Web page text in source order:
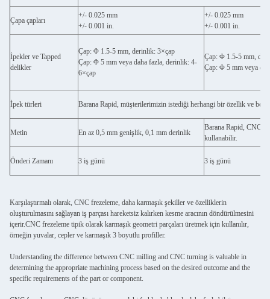
Çapa çapları
+/- 0.025 mm
+/- 0.001 in.
+/- 0.025 mm
+/- 0.001 in.
İpekler ve Tapped
delikler
Çap: Φ 1.5-5 mm, derinlik: 3×çap
Çap: Φ 5 mm veya daha fazla, derinlik: 4-
6×çap
Çap: Φ 1.5-5 mm,
Çap: Φ 5 mm veya
İpek türleri Barana Rapid, müşterilerimizin istediği herhangi bir özellik ve
Metin En az 0,5 mm genişlik, 0,1 mm derinlik
Barana Rapid, CNC
kullanabilir.
Önderi Zamanı 3 iş günü 3 iş günü
Karşılaştırmalı olarak, CNC frezeleme, daha karmaşık şekiller ve özelliklerin
oluşturulmasını sağlayan iş parçası hareketsiz kalırken kesme aracının döndürülmesini
içerir.CNC frezeleme tipik olarak karmaşık geometri parçaları üretmek için kullanılır,
örneğin yuvalar, cepler ve karmaşık 3 boyutlu profiller.
Understanding the difference between CNC milling and CNC turning is valuable in
determining the appropriate machining process based on the desired outcome and the
specific requirements of the part or component.